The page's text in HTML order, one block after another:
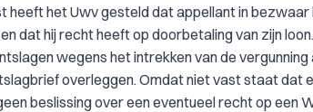
heeft het Uwv gesteld dat appellant in
dat hij recht heeft op doorbetaling van zijn
wegens het intrekken van de vergunning
overleggen. Omdat niet vast staat dat
beslissing over een eventueel recht op een